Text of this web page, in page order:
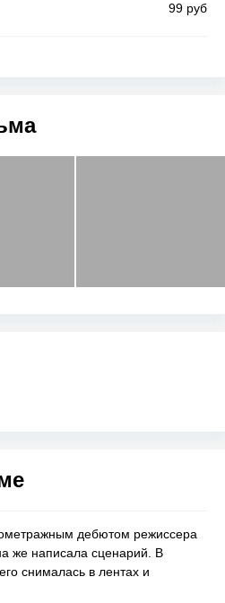
99 руб
дебютом режиссера
же написала сценарий. В
снималась в лентах и